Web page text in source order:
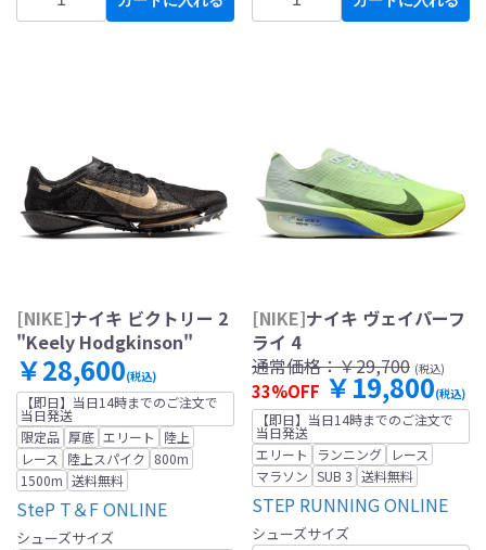
[NIKE]ナイキ ビクトリー 2
"Keely Hodgkinson"
￥28,600(税込)
【即日】当日14時までのご注文で
当日発送
限定品 厚底 エリート
陸上
レース
陸上スパイク 800m
1500m 送料無料
SteP T＆F ONLINE
シューズサイズ
[NIKE]ナイキ ヴェイパーフ
ライ 4
通常価格：￥29,700 (税込)
33%OFF ￥19,800(税込)
【即日】当日14時までのご注文で
当日発送
エリート
ランニング
レース
マラソン SUB 3 送料無料
STEP RUNNING ONLINE
シューズサイズ